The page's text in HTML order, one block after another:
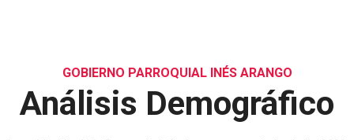
GOBIERNO PARROQUIAL INÉS ARANGO
Análisis Demográfico